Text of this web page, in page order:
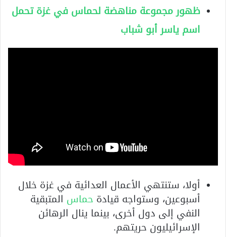
ظهور مجموعة مناهضة لحماس في غزة تحمل
اسم ياسر أبو شباب
أولا، ستنتهي الأعمال العدائية في غزة خلال
أسبوعين، وستواجه قيادة حماس المتبقية
النفي إلى دول أخرى، بينما ينال الرهائن
الإسرائيليون حريتهم.